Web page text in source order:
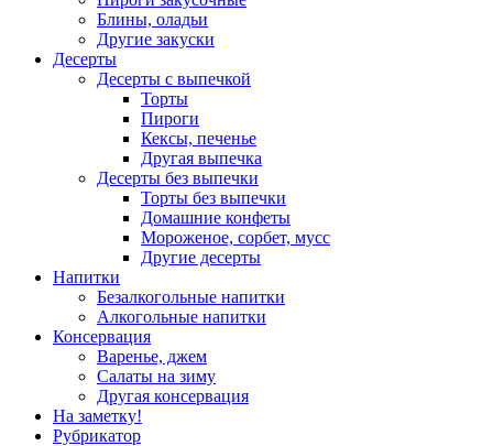
Блины, оладьи
Другие закуски
Десерты
Десерты с выпечкой
Торты
Пироги
Кексы, печенье
Другая выпечка
Десерты без выпечки
Торты без выпечки
Домашние конфеты
Мороженое, сорбет, мусс
Другие десерты
Напитки
Безалкогольные напитки
Алкогольные напитки
Консервация
Варенье, джем
Салаты на зиму
Другая консервация
На заметку!
Рубрикатор